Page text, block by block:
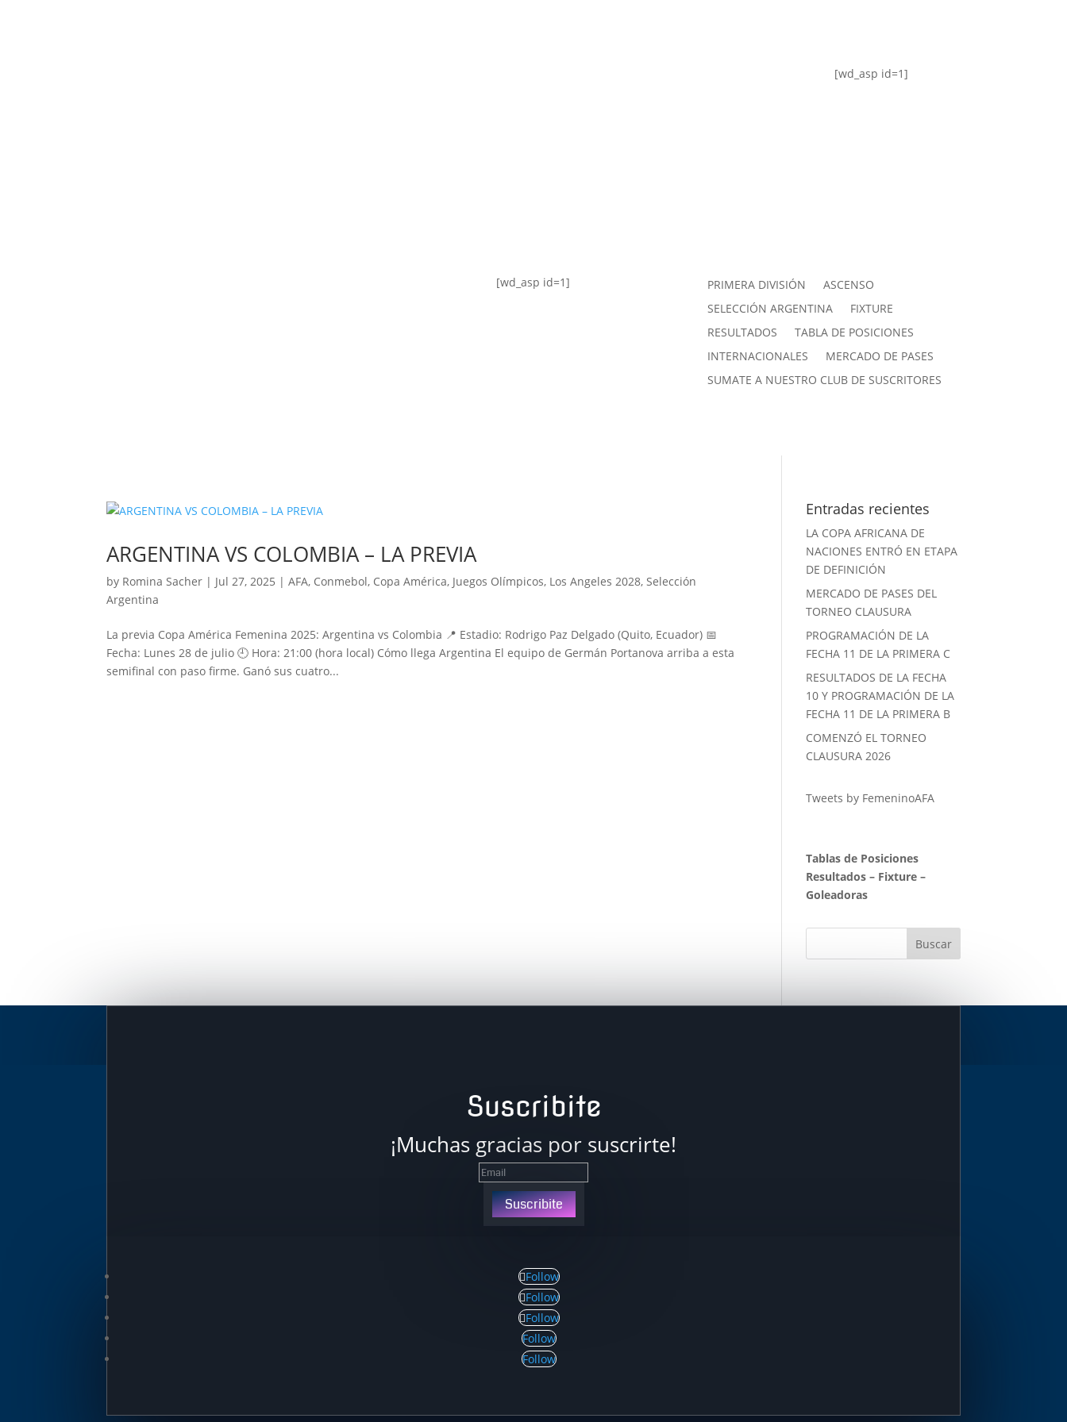
[wd_asp id=1]
[wd_asp id=1] PRIMERA DIVISIÓN
ASCENSO
SELECCIÓN ARGENTINA
FIXTURE
RESULTADOS
TABLA DE POSICIONES
INTERNACIONALES
MERCADO DE PASES
SUMATE A NUESTRO CLUB DE SUSCRITORES
ARGENTINA VS COLOMBIA – LA PREVIA
by Romina Sacher | Jul 27, 2025 |AFA, Conmebol, Copa América, Juegos Olímpicos, Los Angeles 2028,Selección
Argentina
La previa Copa América Femenina 2025: Argentina vs Colombia 📍 Estadio: Rodrigo Paz Delgado (Quito, Ecuador) 📅
Fecha: Lunes 28 de julio 🕘 Hora: 21:00 (hora local) Cómo llega Argentina El equipo de Germán Portanova arriba a esta
semifinal con paso firme. Ganó sus cuatro...
Entradas recientes
LA COPA AFRICANA DE
NACIONES ENTRÓ EN ETAPA
DE DEFINICIÓN
MERCADO DE PASES DEL
TORNEO CLAUSURA
PROGRAMACIÓN DE LA
FECHA 11 DE LA PRIMERA C
RESULTADOS DE LA FECHA
10 Y PROGRAMACIÓN DE LA
FECHA 11 DE LA PRIMERA B
COMENZÓ EL TORNEO
CLAUSURA 2026
Tweets by FemeninoAFA
Tablas de Posiciones
Resultados – Fixture –
Goleadoras
Suscribite
¡Muchas gracias por suscrirte!
Suscribite
Follow
Follow
Follow
Follow
Follow